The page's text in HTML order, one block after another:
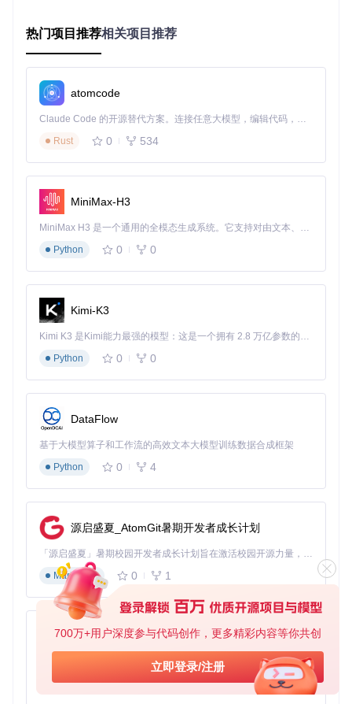
700万+用户深度参与代码创作，更多精彩内容等你共创
立即登录/注册
内存：至少8GB RAM（推荐16GB以上）
存储：20GB以上可用空间
打开终端，输入以下命令检查Python版本（需要3.10及以
上）：
Ollama是一个简单易用的本地LLM管理工具，它能帮助你轻松
下载、运行和管理各种大模型。
打开终端，输入以下命令安装Ollama：
安装完成后，启动Ollama服务并设置开机自启：
sudo systemctl
sudo
验证服务是否正常运行：
如果看到"active (running)"字样，说明Ollama服务已成功启
下载模型：选择适合的AI助手
Ollama提供了多种模型选择，你可以根据自己的硬件条件和需
求选择合适的模型：
查看可用模型列表：
下载基础模型（以Mistral为例，适合8GB内存环境）：
如果你有16GB以上内存，可以尝试更大的模型：
下载过程可能需要一段时间，具体取决于你的网络速度。
热门项目推荐相关项目推荐
atomcode
Claude Code 的开源替代方案。连接任意大模型，编辑代码，运行命令，自动验证 — 全自动执行。用 Rust 构建，极致性能。 ｜ An open-source alternative to Claude Code. Connect any LLM, edit code, run commands, and verify changes — autonomously. Built in Rust for speed. Get Started
Rust
0 534
MiniMax-H3
MiniMax H3 是一个通用的全模态生成系统。它支持对由文本、图像、视频和音频组成的多模态上下文进行统一理解，并能生成分辨率高达 2K、时长可达 15 秒的带原生立体声音频的视频。得益于面向任务泛化的系统设计，H3 在预训练阶段就已具备广泛的多模态上下文理解与生成能力，能够出色地执行复杂的多模态指令。
Python
0 0
Kimi-K3
Kimi K3 是Kimi能力最强的模型：这是一个拥有 2.8 万亿参数的混合专家（MoE）模型，具备原生视觉理解能力，并支持 100 万 token 的上下文窗口。
Python
0 0
DataFlow
基于大模型算子和工作流的高效文本大模型训练数据合成框架
Python
0 4
源启盛夏_AtomGit暑期开发者成长计划
「源启盛夏」暑期校园开发者成长计划旨在激活校园开源力量，通过积分激励、认证扶持、资源倾斜等形式，引导高校组织和开发者完成「入驻 — 建项目 — 做贡献 — 获认证 — 得资源」的完整闭环。无论你是想带领社团入驻平台的组织者，还是希望用代码贡献证明自己的开发者，都能在这里找到属于你的成长路径。
Markdown
0 1
py-xiaozhi
基于Python的Xiaozhi AI，适用于想要完整Xiaozhi体验而无需拥有专用硬件的用户。
Python
0 1